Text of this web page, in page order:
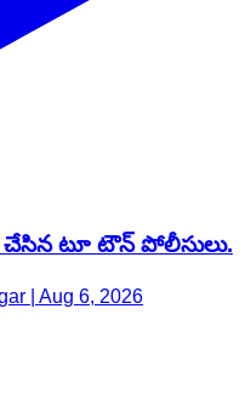
చేసిన టూ టౌన్ పోలీసులు.
| Aug 6, 2026